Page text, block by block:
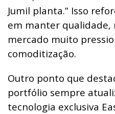
Jumil planta.” Isso
em manter qualidade,
mercado muito
comoditização.
Outro ponto que
portfólio sempre
tecnologia exclusiva